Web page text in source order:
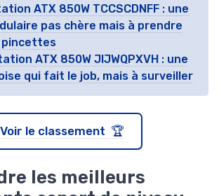
ATX 850W TCCSCDNFF : une
pas chère mais à prendre
pincettes
ATX 850W JIJWQPXVH : une
qui fait le job, mais à surveiller
Voir le classement 🏆
les meilleurs